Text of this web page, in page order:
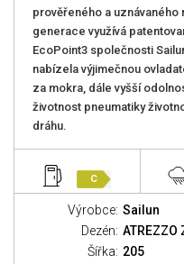
prověřeného a
generace využívá
EcoPoint3 společnosti
nabízela výjimečnou
za mokra, dále vyšší
životnost pneumatiky
dráhu.
C
Výrobce: Sailun
Dezén: ATREZZO
Šířka: 205